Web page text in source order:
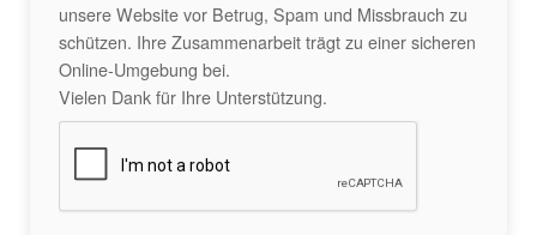
unsere Website vor Betrug, Spam und Missbrauch zu
schützen. Ihre Zusammenarbeit trägt zu einer sicheren
Online-Umgebung bei.
Vielen Dank für Ihre Unterstützung.